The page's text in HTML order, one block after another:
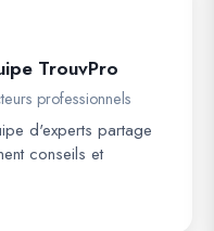
TrouvPro
professionnels
d'experts partage
conseils et